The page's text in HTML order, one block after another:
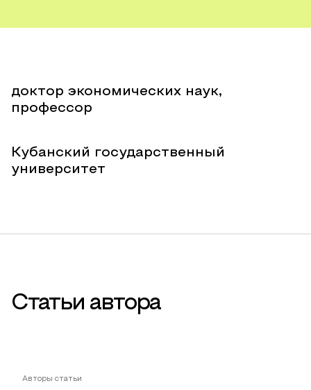
доктор экономических наук,
профессор
Кубанский государственный
университет
Статьи автора
Авторы статьи